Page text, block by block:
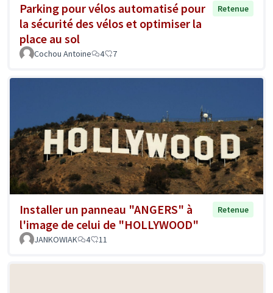
Parking pour vélos automatisé pour
la sécurité des vélos et optimiser la
place au sol
Retenue
Cochou Antoine 4 7
Installer un panneau "ANGERS" à
l'image de celui de "HOLLYWOOD"
Retenue
JANKOWIAK 4 11